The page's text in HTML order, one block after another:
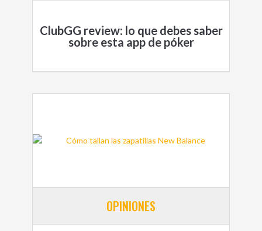
ClubGG review: lo que debes saber
sobre esta app de póker
OPINIONES